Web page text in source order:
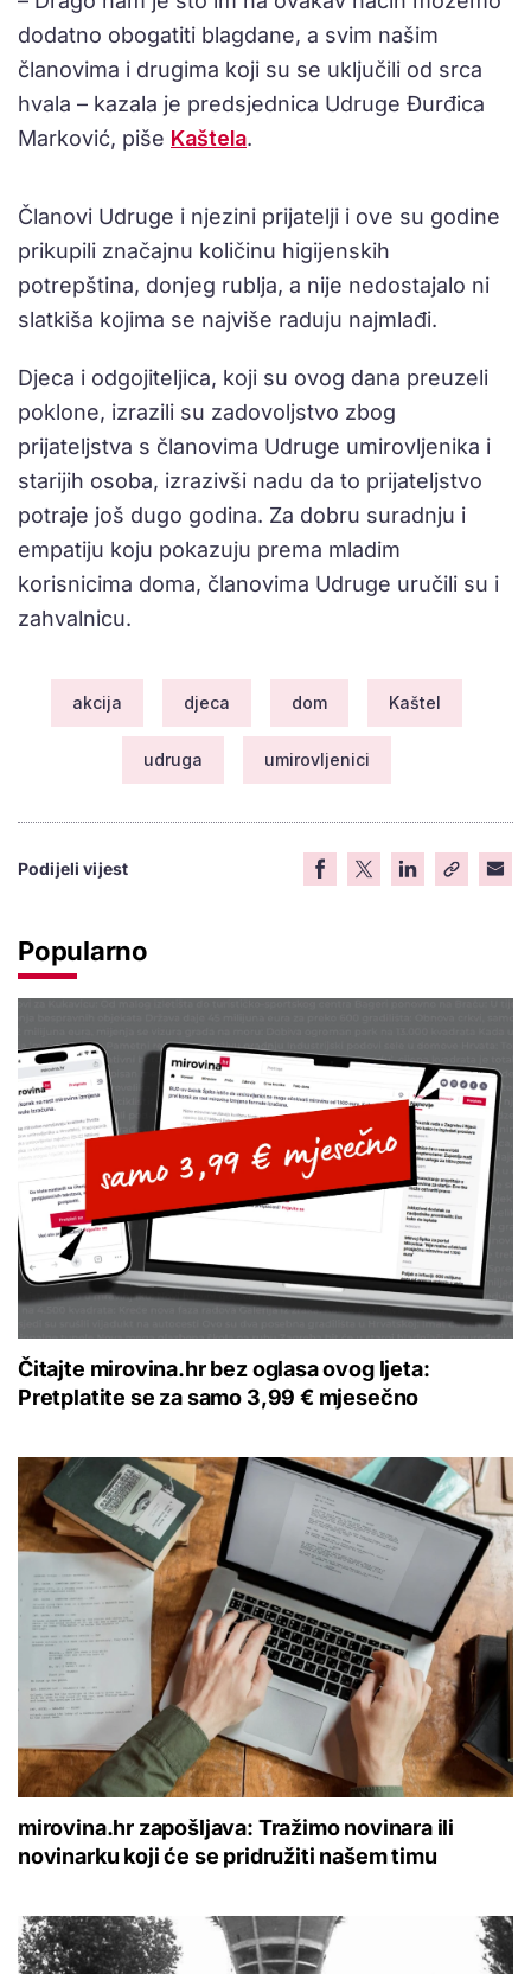
dodatno obogatiti blagdane, a svim našim
članovima i drugima koji su se uključili od srca
hvala – kazala je predsjednica Udruge Đurđica
Marković, piše Kaštela.
Članovi Udruge i njezini prijatelji i ove su godine
prikupili značajnu količinu higijenskih
potrepština, donjeg rublja, a nije nedostajalo ni
slatkiša kojima se najviše raduju najmlađi.
Djeca i odgojiteljica, koji su ovog dana preuzeli
poklone, izrazili su zadovoljstvo zbog
prijateljstva s članovima Udruge umirovljenika i
starijih osoba, izrazivši nadu da to prijateljstvo
potraje još dugo godina. Za dobru suradnju i
empatiju koju pokazuju prema mladim
korisnicima doma, članovima Udruge uručili su i
zahvalnicu.
akcija djeca dom Kaštel
udruga umirovljenici
Podijeli vijest
Popularno
Čitajte mirovina.hr bez oglasa ovog ljeta:
Pretplatite se za samo 3,99 € mjesečno
mirovina.hr zapošljava: Tražimo novinara ili
novinarku koji će se pridružiti našem timu